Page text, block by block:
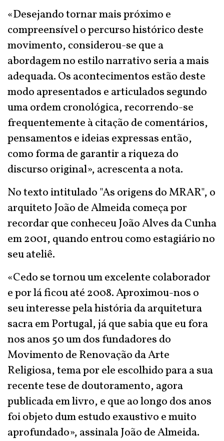
«Desejando tornar mais próximo e
compreensível o percurso histórico deste
movimento, considerou-se que a
abordagem no estilo narrativo seria a mais
adequada. Os acontecimentos estão deste
modo apresentados e articulados segundo
uma ordem cronológica, recorrendo-se
frequentemente à citação de comentários,
pensamentos e ideias expressas então,
como forma de garantir a riqueza do
discurso original», acrescenta a nota.
No texto intitulado "As origens do MRAR", o
arquiteto João de Almeida começa por
recordar que conheceu João Alves da Cunha
em 2001, quando entrou como estagiário no
seu ateliê.
«Cedo se tornou um excelente colaborador
e por lá ficou até 2008. Aproximou-nos o
seu interesse pela história da arquitetura
sacra em Portugal, já que sabia que eu fora
nos anos 50 um dos fundadores do
Movimento de Renovação da Arte
Religiosa, tema por ele escolhido para a sua
recente tese de doutoramento, agora
publicada em livro, e que ao longo dos anos
foi objeto dum estudo exaustivo e muito
aprofundado», assinala João de Almeida.